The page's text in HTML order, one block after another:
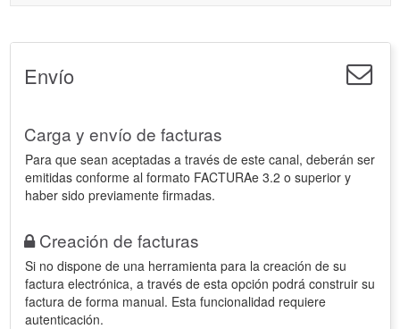
Envío
Carga y envío de facturas
Para que sean aceptadas a través de este canal, deberán ser
emitidas conforme al formato FACTURAe 3.2 o superior y
haber sido previamente firmadas.
Creación de facturas
Si no dispone de una herramienta para la creación de su
factura electrónica, a través de esta opción podrá construir su
factura de forma manual. Esta funcionalidad requiere
autenticación.